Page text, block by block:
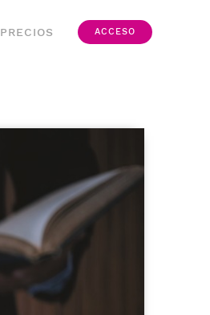
PRECIOS ACCESO